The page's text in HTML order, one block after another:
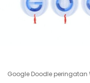
Google Doodle